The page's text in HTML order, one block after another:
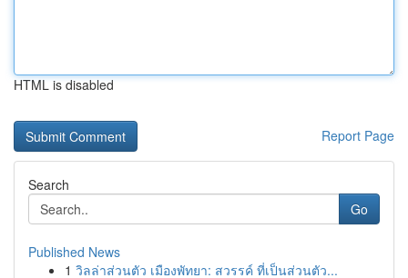
HTML is disabled
Report Page
Search
Go
Published News
1 วิลล่าส่วนตัว เมืองพัทยา: สวรรค์ ที่เป็นส่วนตัว...